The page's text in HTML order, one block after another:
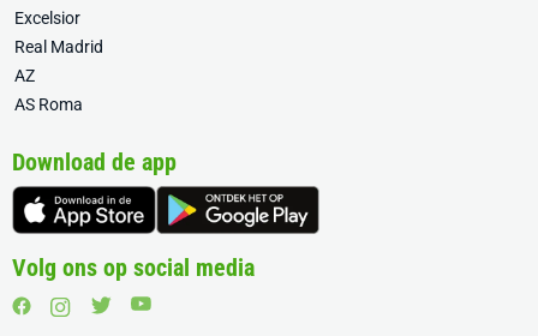
Excelsior
Real Madrid
AZ
AS Roma
Download de app
Volg ons op social media